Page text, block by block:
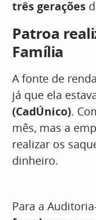
três gerações
Patroa
Família
A fonte de
já que ela
(CadÚnico).
mês, mas a
realizar os
dinheiro.
Para a